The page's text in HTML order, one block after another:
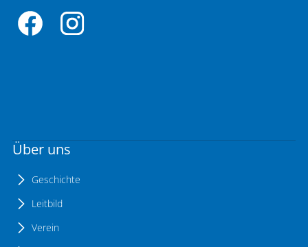
Über uns
Geschichte
Leitbild
Verein